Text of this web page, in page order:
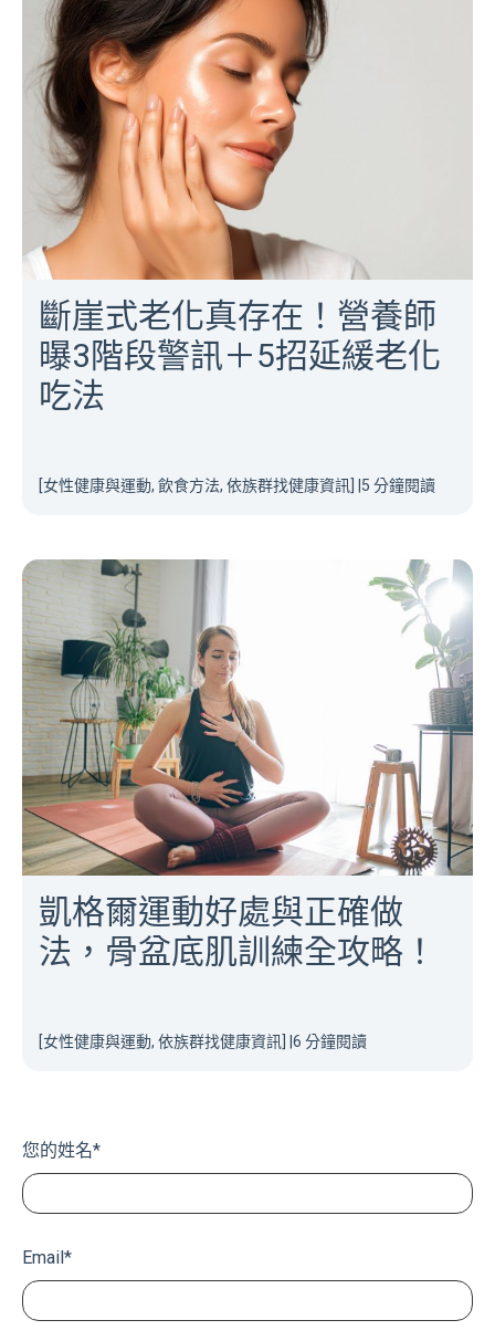
斷崖式老化真存在！營養師
曝3階段警訊＋5招延緩老化
吃法
[女性健康與運動, 飲食方法, 依族群找健康資訊] 5 分鐘閱讀
凱格爾運動好處與正確做
法，骨盆底肌訓練全攻略！
[女性健康與運動, 依族群找健康資訊] 6 分鐘閱讀
您的姓名*
Email*